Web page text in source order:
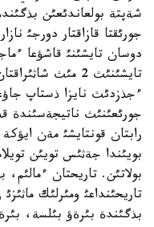
شةپتة بولعاندئعئن
دوسان تايشئنئ قاشؤعا
تايشئنئث 2 مئث
ءجذزدئث نايزا ذستاپ
جورئعئنئث ناتيجةسئندة
رابتان قونتايشئ مةن
بويئندا جةثئس تويئن
بولاتئن. تاريحتان
تاريحئنداعئ ومئرلئك
بذگئندة بئرةؤ بئلسة،